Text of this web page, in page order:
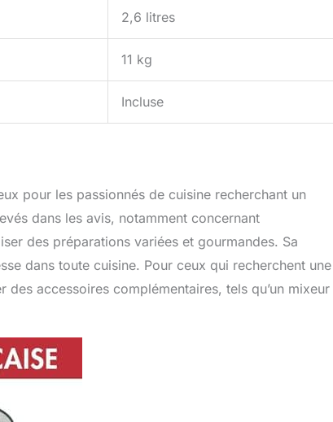
2,6 litres
11 kg
Incluse
pour les passionnés de cuisine recherchant un
dans les avis, notamment concernant
des préparations variées et gourmandes. Sa
dans toute cuisine. Pour ceux qui recherchent une
accessoires complémentaires, tels qu’un mixeur